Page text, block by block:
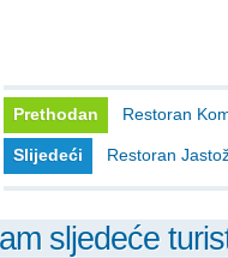
Prethodan Restoran
Slijedeći Restoran
sljedeće